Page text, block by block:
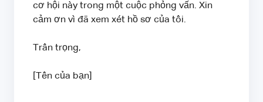
cơ hội này trong một cuộc phỏng vấn. Xin
cảm ơn vì đã xem xét hồ sơ của tôi.
Trân trọng,
[Tên của bạn]